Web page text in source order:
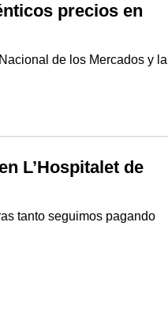
precios en
de los Mercados y la
L’Hospitalet de
tanto seguimos pagando